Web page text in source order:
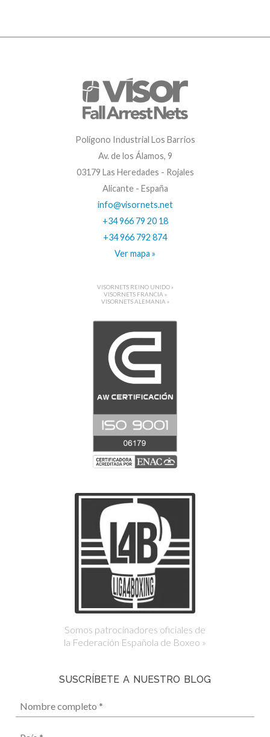
Polígono Industrial Los Barrios
Av. de los Álamos, 9
03179 Las Heredades - Rojales
Alicante - España
info@visornets.net
+34 966 79 20 18
+34 966 792 874
Ver mapa »
VISORNETS REINO UNIDO »
VISORNETS FRANCIA »
VISORNETS ALEMANIA »
Somos patrocinadores oficiales de
la Federación Española de Boxeo »
SUSCRÍBETE A NUESTRO BLOG